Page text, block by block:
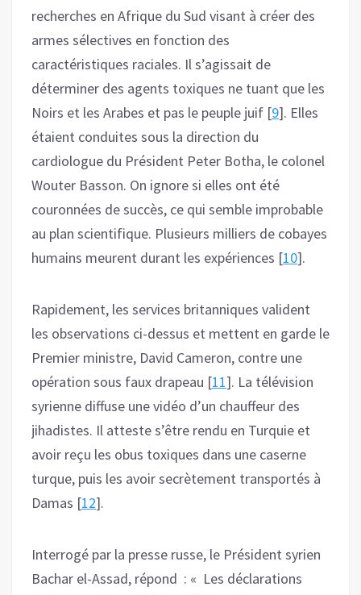
recherches en Afrique du Sud visant à créer des
armes sélectives en fonction des
caractéristiques raciales. Il s’agissait de
déterminer des agents toxiques ne tuant que les
Noirs et les Arabes et pas le peuple juif [9]. Elles
étaient conduites sous la direction du
cardiologue du Président Peter Botha, le colonel
Wouter Basson. On ignore si elles ont été
couronnées de succès, ce qui semble improbable
au plan scientifique. Plusieurs milliers de cobayes
humains meurent durant les expériences [10].
Rapidement, les services britanniques valident
les observations ci-dessus et mettent en garde le
Premier ministre, David Cameron, contre une
opération sous faux drapeau [11]. La télévision
syrienne diffuse une vidéo d’un chauffeur des
jihadistes. Il atteste s’être rendu en Turquie et
avoir reçu les obus toxiques dans une caserne
turque, puis les avoir secrètement transportés à
Damas [12].
Interrogé par la presse russe, le Président syrien
Bachar el-Assad, répond : « Les déclarations